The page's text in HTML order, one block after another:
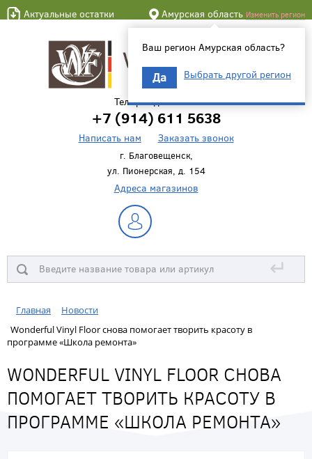
Актуальные остатки Амурская область Изменить регион
Ваш регион Амурская область?
Да Выбрать другой регион
Телефон для связи
+7 (914) 611 5638
Написать нам Заказать звонок
г. Благовещенск,
ул. Пионерская, д. 154
Адреса магазинов
↵
Главная
Новости
Wonderful Vinyl Floor снова помогает творить красоту в
программе «Школа ремонта»
WONDERFUL VINYL FLOOR СНОВА
ПОМОГАЕТ ТВОРИТЬ КРАСОТУ В
ПРОГРАММЕ «ШКОЛА РЕМОНТА»